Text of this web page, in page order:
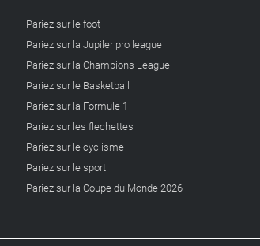
Pariez sur le foot
Pariez sur la Jupiler pro league
Pariez sur la Champions League
Pariez sur le Basketball
Pariez sur la Formule 1
Pariez sur les flechettes
Pariez sur le cyclisme
Pariez sur le sport
Pariez sur la Coupe du Monde 2026